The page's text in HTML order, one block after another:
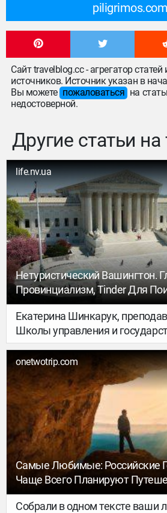
piligrimos.com
Сайт travelblog.cc - агрегатор
источников. Источник указан в
Вы можете пожаловаться на
недостоверной.
Другие статьи
life.nv.ua
Нетуристический Вашингтон.
Провинциализм, Tinder Для
Необычные Местные
Екатерина Шинкарук,
Школы управления и
имени Джорджа Буша,
с 2022 года, рассказывает о
и правилах жизни в
не обратит внимания турист.
onetwotrip.com
Самые Любимые: Российские
Чаще Всего Планируют
Собрали в одном тексте ваши